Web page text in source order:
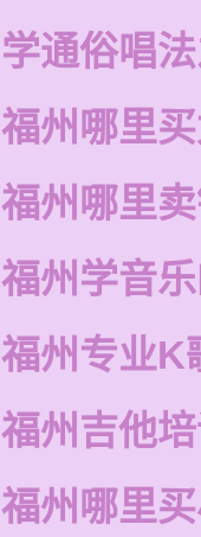
学通俗唱
福州哪里
福州哪里
福州学音
福州专业K
福州吉他
福州哪里